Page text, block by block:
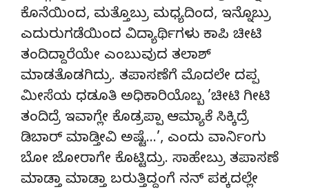
ಕೊನೆಯಿಂದ, ಮತ್ತೊಬ್ರು ಮಧ್ಯದಿಂದ, ಇನ್ನೊಬ್ರು
ಎದುರುಗಡೆಯಿಂದ ವಿದ್ಯಾರ್ಥಿಗಳು ಕಾಪಿ ಚೀಟಿ
ತಂದಿದ್ದಾರೆಯೇ ಎಂಬುವುದ ತಲಾಶ್
ಮಾಡತೊಡಗಿದ್ರು. ತಪಾಸಣೆಗೆ ಮೊದಲೇ ದಪ್ಪ
ಮೀಸೆಯ ಧಡೂತಿ ಅಧಿಕಾರಿಯೊಬ್ಬ ’ಚೀಟಿ ಗೀಟಿ
ತಂದಿದ್ರೆ ಇವಾಗ್ಲೇ ಕೊಡ್ರಪ್ಪಾ ಆಮ್ಯಾಕೆ ಸಿಕ್ಕಿದ್ರೆ
ಡಿಬಾರ್ ಮಾಡ್ತೀವಿ ಅಷ್ಟೆ…’, ಎಂದು ವಾರ್ನಿಂಗು
ಬೋ ಜೋರಾಗೇ ಕೊಟ್ಟಿದ್ರು. ಸಾಹೇಬ್ರು ತಪಾಸಣೆ
ಮಾಡ್ತಾ ಮಾಡ್ತಾ ಬರುತ್ತಿದ್ದಂಗೆ ನನ್ ಪಕ್ಕದಲ್ಲೇ